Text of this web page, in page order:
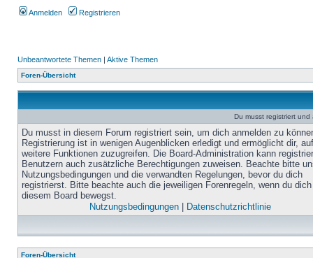
Anmelden Registrieren
Unbeantwortete Themen | Aktive Themen
Foren-Übersicht
Du musst registriert
Du musst in diesem Forum registriert sein, um dich anmelden zu
Registrierung ist in wenigen Augenblicken erledigt und ermöglicht dir, auf
weitere Funktionen zuzugreifen. Die Board-Administration kann
Benutzern auch zusätzliche Berechtigungen zuweisen. Beachte bitte
Nutzungsbedingungen und die verwandten Regelungen, bevor du dich
registrierst. Bitte beachte auch die jeweiligen Forenregeln, wenn du
diesem Board bewegst.
Nutzungsbedingungen| Datenschutzrichtlinie
Foren-Übersicht